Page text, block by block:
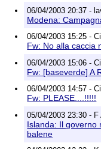
06/04/2003 20:37 -
Modena:
06/04/2003 15:25 -
Fw: No alla caccia
06/04/2003 15:06 -
Fw: [baseverde] A
06/04/2003 14:57 -
Fw: PLEASE....!!!!!
05/04/2003 23:30 -
Islanda: Il governo
balene